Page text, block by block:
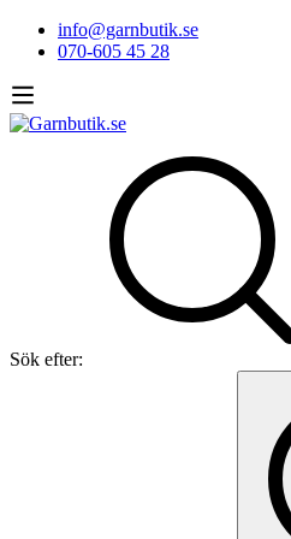
info@garnbutik.se
070-605 45 28
Sök efter: